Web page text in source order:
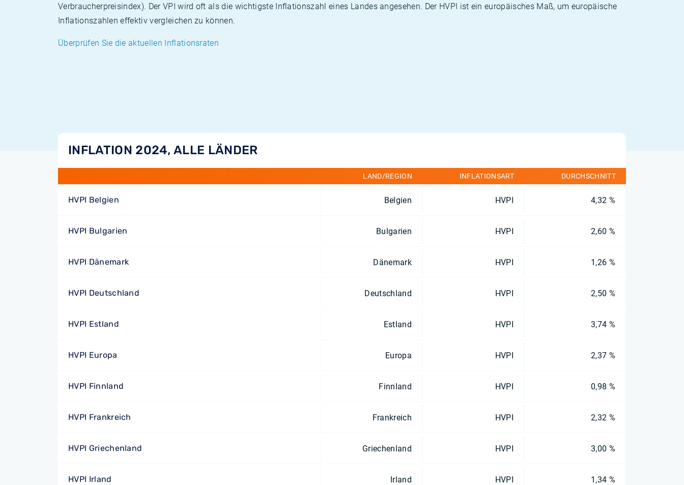
Verbraucherpreisindex). Der VPI wird oft als die wichtigste Inflationszahl eines Landes angesehen. Der HVPI ist ein europäisches Maß, um europäische
Inflationszahlen effektiv vergleichen zu können.
Überprüfen Sie die aktuellen Inflationsraten
INFLATION 2024, ALLE LÄNDER
LAND/REGION INFLATIONSART DURCHSCHNITT
HVPI Belgien Belgien HVPI 4,32 %
HVPI Bulgarien Bulgarien HVPI 2,60 %
HVPI Dänemark Dänemark HVPI 1,26 %
HVPI Deutschland Deutschland HVPI 2,50 %
HVPI Estland Estland HVPI 3,74 %
HVPI Europa Europa HVPI 2,37 %
HVPI Finnland Finnland HVPI 0,98 %
HVPI Frankreich Frankreich HVPI 2,32 %
HVPI Griechenland Griechenland HVPI 3,00 %
HVPI Irland Irland HVPI 1,34 %